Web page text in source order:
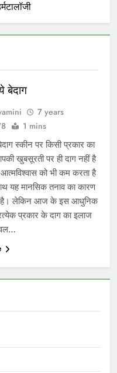
बेदाग
7 years
1 mins
स्कीन पर किसी प्रकार का
खुबसूरती पर ही दाग नहीं है
को भी कम करता है
यह मानसिक तनाव का कारण
है। लेकिन आज के इस आधुनिक
प्रकार के दाग का इलाज